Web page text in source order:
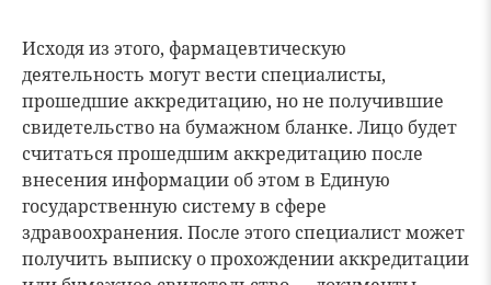
Исходя из этого, фармацевтическую
деятельность могут вести специалисты,
прошедшие аккредитацию, но не получившие
свидетельство на бумажном бланке. Лицо будет
считаться прошедшим аккредитацию после
внесения информации об этом в Единую
государственную систему в сфере
здравоохранения. После этого специалист может
получить выписку о прохождении аккредитации